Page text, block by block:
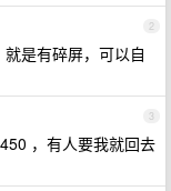
2
是有碎屏，可以自
3
，有人要我就回去